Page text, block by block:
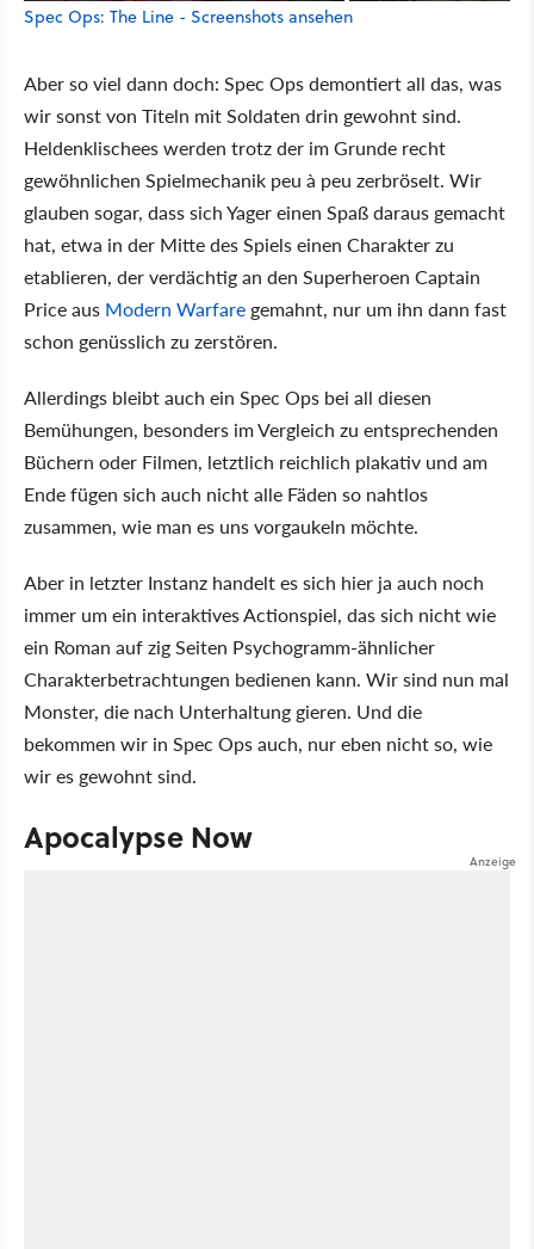
Spec Ops: The Line - Screenshots ansehen
Aber so viel dann doch: Spec Ops demontiert all das, was
wir sonst von Titeln mit Soldaten drin gewohnt sind.
Heldenklischees werden trotz der im Grunde recht
gewöhnlichen Spielmechanik peu à peu zerbröselt. Wir
glauben sogar, dass sich Yager einen Spaß daraus gemacht
hat, etwa in der Mitte des Spiels einen Charakter zu
etablieren, der verdächtig an den Superheroen Captain
Price aus Modern Warfare gemahnt, nur um ihn dann fast
schon genüsslich zu zerstören.
Allerdings bleibt auch ein Spec Ops bei all diesen
Bemühungen, besonders im Vergleich zu entsprechenden
Büchern oder Filmen, letztlich reichlich plakativ und am
Ende fügen sich auch nicht alle Fäden so nahtlos
zusammen, wie man es uns vorgaukeln möchte.
Aber in letzter Instanz handelt es sich hier ja auch noch
immer um ein interaktives Actionspiel, das sich nicht wie
ein Roman auf zig Seiten Psychogramm-ähnlicher
Charakterbetrachtungen bedienen kann. Wir sind nun mal
Monster, die nach Unterhaltung gieren. Und die
bekommen wir in Spec Ops auch, nur eben nicht so, wie
wir es gewohnt sind.
Apocalypse Now